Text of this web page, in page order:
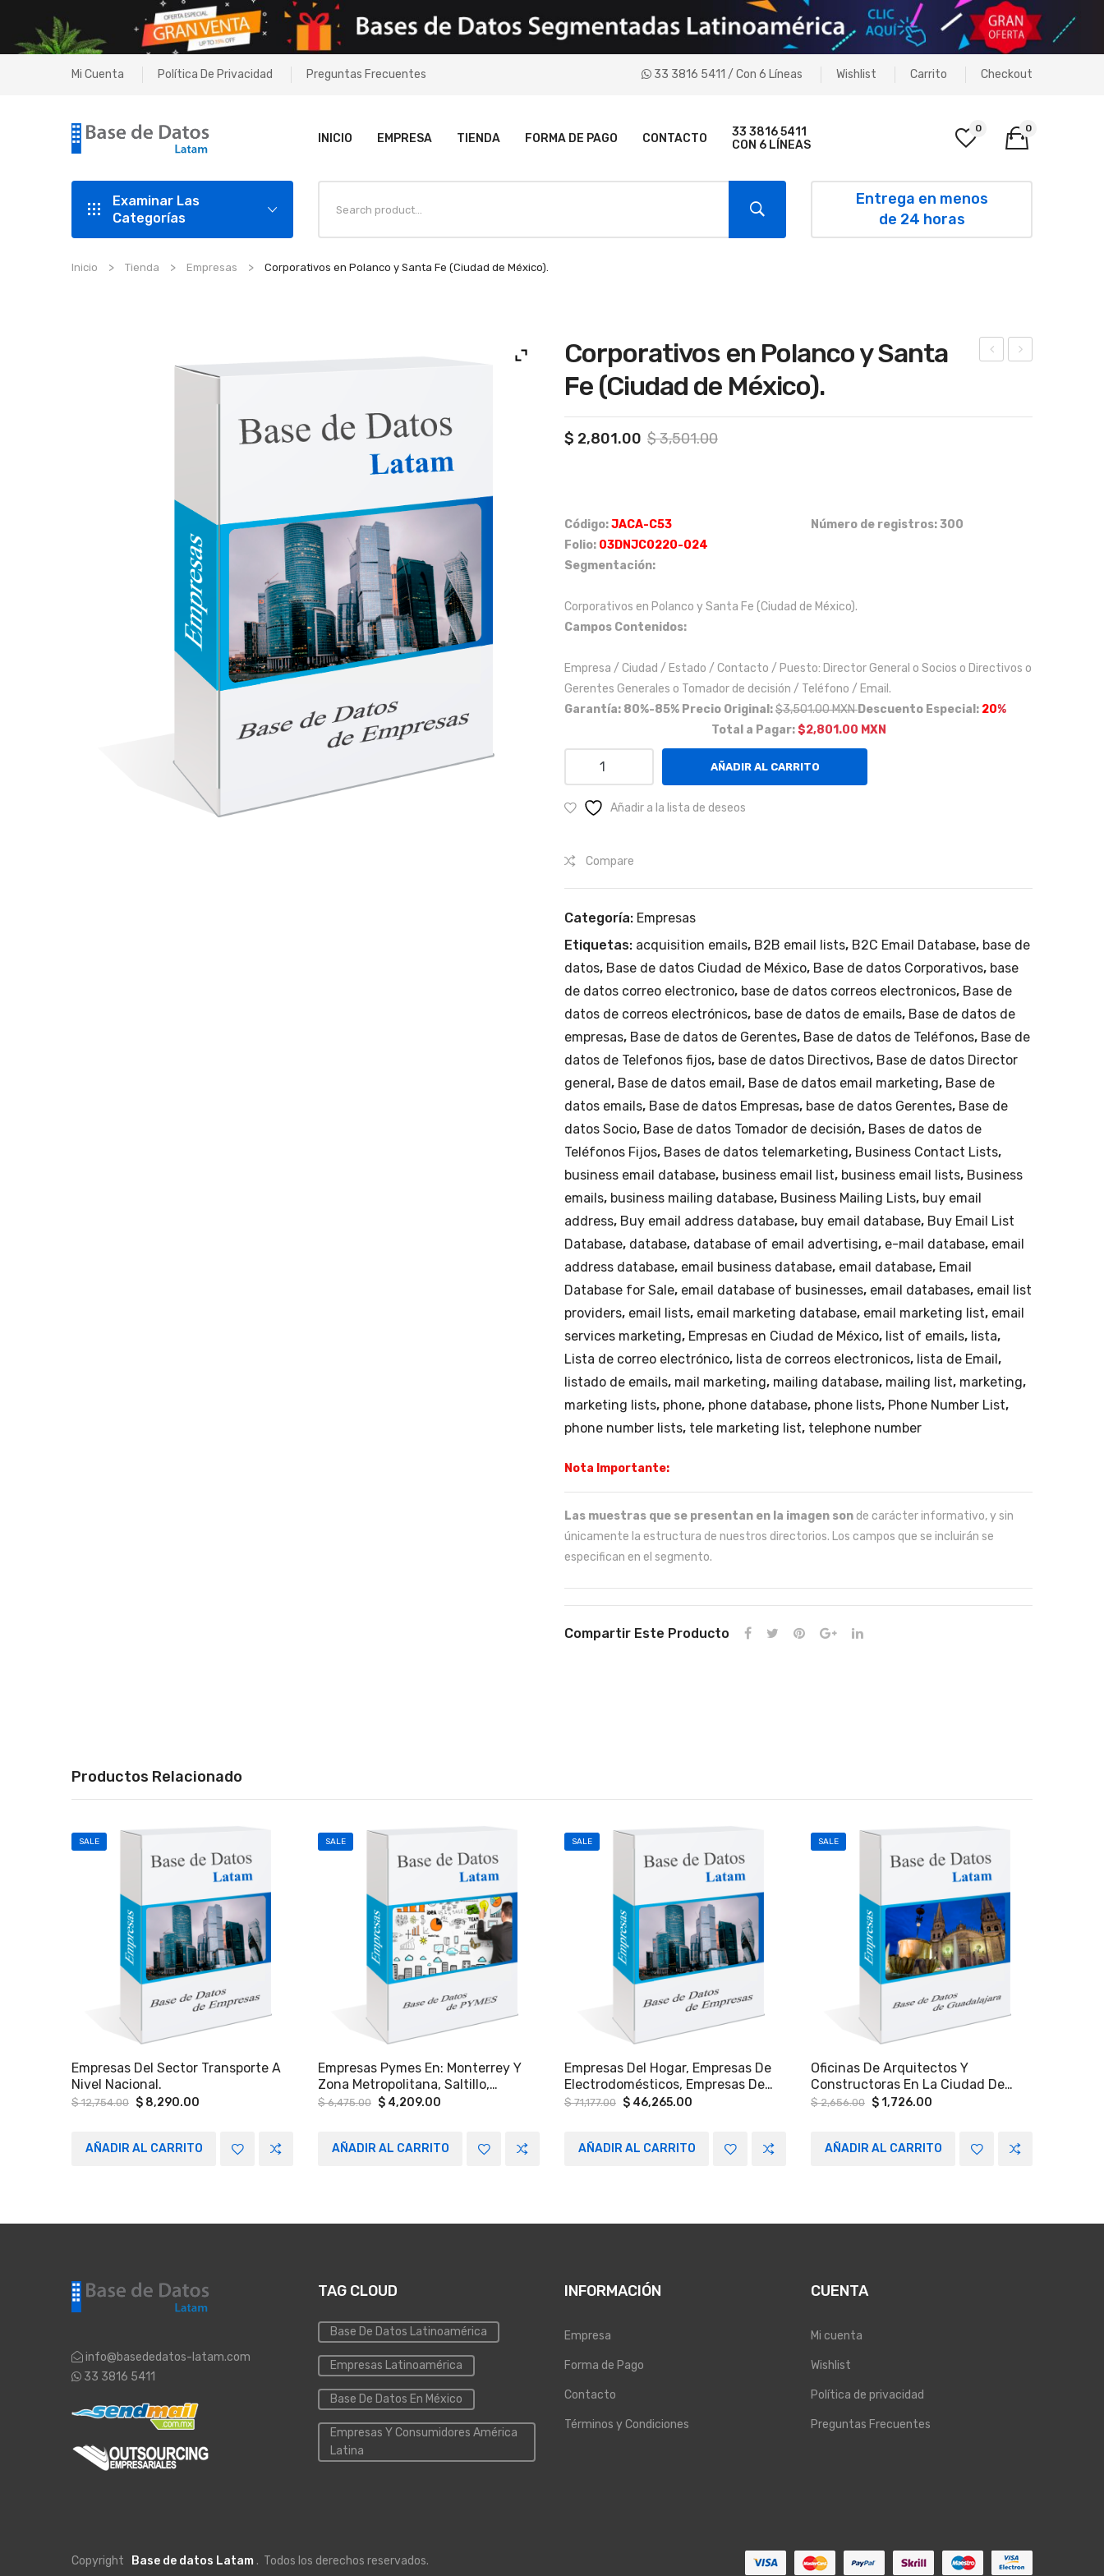
Mi Cuenta Política De Privacidad Preguntas Frecuentes 33 3816 5411 / Con 6 Líneas Wishlist Carrito Checkout
INICIO EMPRESA TIENDA FORMA DE PAGO CONTACTO
33 3816 5411
CON 6 LÍNEAS
0 0
No products in the cart.
Examinar Las
Categorías
Entrega en menos
de 24 horas
Inicio Tienda Empresas Corporativos en Polanco y Santa Fe (Ciudad de México).
s
Ciu
de
s
vehí
pes
ada
(por
eje
mpl
ind
iale
s-
otr
ans
de
ería,
Corporativos en Polanco y Santa
Fe (Ciudad de México).
$3,501.00Original
$ 2,801.00
Current
Código:JACA-C53
Número de registros: 300
Folio: 03DNJC0220-024
Segmentación:
Corporativos en Polanco y Santa Fe (Ciudad de México).
Campos Contenidos:
Empresa / Ciudad / Estado / Contacto / Puesto: Director General o Socios o Directivos o
Gerentes Generales o Tomador de decisión / Teléfono / Email.
Garantía: 80%-85% Precio Original:$3,501.00 MXNDescuento Especial: 20%
Total a Pagar: $2,801.00 MXN
Corporativos
en
Polanco
Fe
México).
cantidad
AÑADIR AL CARRITO
Añadir a la lista de deseos
Compare
Categoría: Empresas
Etiquetas: acquisition emails, B2B email lists, B2C Email Database, base de
datos, Base de datos Ciudad de México, Base de datos Corporativos, base
de datos correo electronico, base de datos correos electronicos, Base de
datos de correos electrónicos, base de datos de emails, Base de datos de
empresas, Base de datos de Gerentes, Base de datos de Teléfonos, Base de
datos de Telefonos fijos, base de datos Directivos, Base de datos Director
general , Base de datos email , Base de datos email marketing, Base de
datos emails, Base de datos Empresas, base de datos Gerentes, Base de
datos Socio, Base de datos Tomador de decisión, Bases de datos de
Teléfonos Fijos, Bases de datos telemarketing, Business Contact Lists,
business email database, business email list, business email lists, Business
emails, business mailing database, Business Mailing Lists, buy email
address, Buy email address database, buy email database, Buy Email List
Database, database, database of email advertising, e-mail database, email
address database, email business database, email database, Email
Database for Sale, email database of businesses, email databases, email list
providers, email lists, email marketing database, email marketing list, email
services marketing, Empresas en Ciudad de México, list of emails, lista,
Lista de correo electrónico, lista de correos electronicos, lista de Email ,
listado de emails, mail marketing, mailing database, mailing list, marketing,
marketing lists, phone, phone database, phone lists, Phone Number List,
phone number lists, tele marketing list, telephone number
Nota Importante:
Las muestras que se presentan en la imagen son de carácter informativo, y sin
únicamente la estructura de nuestros directorios. Los campos que se incluirán se
especifican en el segmento.
Compartir Este Producto
Productos Relacionado
SALE
Empresas Del Sector Transporte A
Nivel Nacional.
$12,754.00 Original
$ 8,290.00
AÑADIR AL CARRITO
SALE
Empresas Pymes En: Monterrey Y
Zona Metropolitana, Saltillo,
Tampico, Madero, Altamira, Ciudad
$6,475.00 Original
$ 4,209.00
AÑADIR AL CARRITO
SALE
Empresas Del Hogar, Empresas De
Electrodomésticos, Empresas De
Autopartes, Empresas De Moda Y
$71,177.00 Original
$ 46,265.00
AÑADIR AL CARRITO
SALE
Oficinas De Arquitectos Y
Constructoras En La Ciudad De
Guadalajara Y Zona Metropolitana.
$2,656.00 Original
$1,726.00
AÑADIR AL CARRITO
info@basededatos-latam.com
33 3816 5411
TAG CLOUD
Base De Datos Latinoamérica
Empresas Latinoamérica
Base De Datos En México
Empresas Y Consumidores América
Latina
INFORMACIÓN
Empresa
Forma de Pago
Contacto
Términos y Condiciones
CUENTA
Mi cuenta
Wishlist
Política de privacidad
Preguntas Frecuentes
Copyright Base de datos Latam . Todos los derechos reservados.